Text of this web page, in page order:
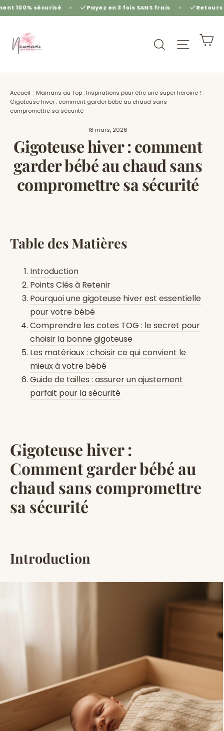
Passer
au
contenu
Payez en 3 fois SANS frais Retours gratuits
Rechercher
Accueil / Mamans au Top : Inspirations pour être une super héroïne ! /
Gigoteuse hiver : comment garder bébé au chaud sans
compromettre sa sécurité
18 mars, 2026
Gigoteuse hiver : comment
garder bébé au chaud sans
compromettre sa sécurité
Table des Matières
Introduction
Points Clés à Retenir
Pourquoi une gigoteuse hiver est essentielle
pour votre bébé
Comprendre les cotes TOG : le secret pour
choisir la bonne gigoteuse
Les matériaux : choisir ce qui convient le
mieux à votre bébé
Guide de tailles : assurer un ajustement
parfait pour la sécurité
Gigoteuse hiver :
Comment garder bébé au
chaud sans compromettre
sa sécurité
Introduction